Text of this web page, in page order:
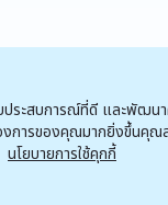
ประสบการณ์ที่ดี และพัฒน
การของคุณมากยิ่งขึ้นคุณ
นโยบายการใช้คุกกี้